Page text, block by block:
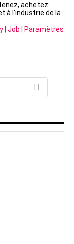
achetez:
à l'industrie de la
| Job
Paramètres